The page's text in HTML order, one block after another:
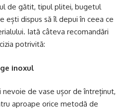
de gătit, tipul plitei, bugetul
ești dispus să îl depui în ceea ce
Iată câteva recomandări
potrivită:
inoxul
de vase ușor de întreținut,
aproape orice metodă de